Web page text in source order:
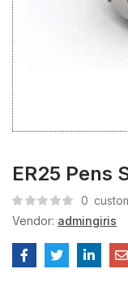
ER25 Pens
0
Vendor: admingiris